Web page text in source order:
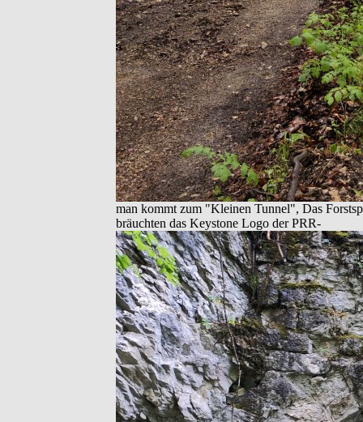
man kommt zum "Kleinen Tunnel", Das
bräuchten das Keystone Logo der PRR-